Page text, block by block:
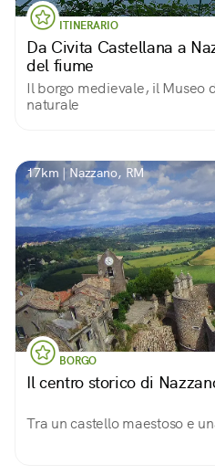
ITINERARIO
Da Civita Castellana a
del fiume
Il borgo medievale, il Museo
naturale
17km | Nazzano, RM
BORGO
Il centro storico di
Tra un castello maestoso e